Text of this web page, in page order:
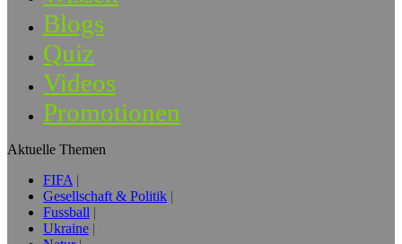
Blogs
Quiz
Videos
Promotionen
Aktuelle Themen
FIFA
Gesellschaft & Politik
Fussball
Ukraine